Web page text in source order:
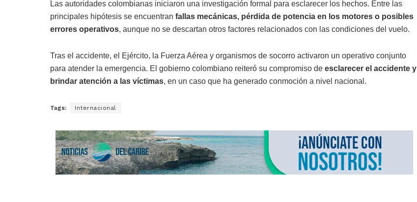
Las autoridades colombianas iniciaron una investigación formal para esclarecer los hechos. Entre las
principales hipótesis se encuentran fallas mecánicas, pérdida de potencia en los motores o posibles
errores operativos, aunque no se descartan otros factores relacionados con las condiciones del vuelo.
Tras el accidente, el Ejército, la Fuerza Aérea y organismos de socorro activaron un operativo conjunto
para atender la emergencia. El gobierno colombiano reiteró su compromiso de esclarecer el accidente y
brindar atención a las víctimas, en un caso que ha generado conmoción a nivel nacional.
Tags: Internacional